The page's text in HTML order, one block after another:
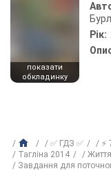
показати
обкладинку
Рік:
✅ ГДЗ ✅ ⚡
Тагліна 2014
Завдання для